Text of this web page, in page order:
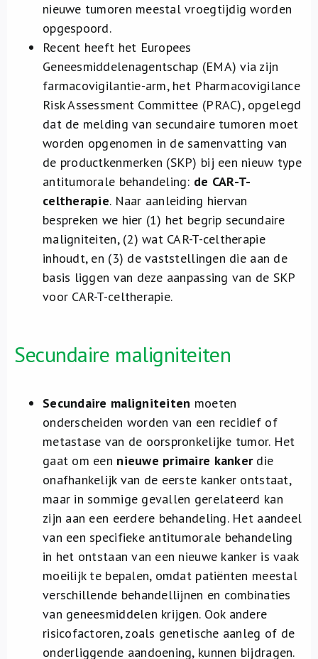
nieuwe tumoren meestal vroegtijdig worden
opgespoord.
Recent heeft het Europees
Geneesmiddelenagentschap (EMA) via zijn
farmacovigilantie-arm, het Pharmacovigilance
Risk Assessment Committee (PRAC), opgelegd
dat de melding van secundaire tumoren moet
worden opgenomen in desamenvatting van
de productkenmerken (SKP) bij een nieuw type
antitumorale behandeling: de CAR-T-
celtherapie. Naar aanleiding hiervan
bespreken we hier (1) het begrip secundaire
maligniteiten, (2) wat CAR-T-celtherapie
inhoudt, en (3) de vaststellingen die aan de
basis liggen van deze aanpassing van de SKP
voor CAR-T-celtherapie.
Secundaire maligniteiten
Secundaire maligniteiten moeten
onderscheiden worden van een recidief of
metastase van de oorspronkelijke tumor. Het
gaat om een nieuwe primaire kankerdie
onafhankelijk van de eerste kanker ontstaat,
maar in sommige gevallen gerelateerd kan
zijn aan een eerdere behandeling. Het aandeel
van een specifieke antitumorale behandeling
in het ontstaan van een nieuwe kanker is vaak
moeilijk te bepalen, omdat patiënten meestal
verschillende behandellijnen en combinaties
van geneesmiddelen krijgen. Ook andere
risicofactoren, zoals genetische aanleg of de
onderliggende aandoening, kunnen bijdragen.